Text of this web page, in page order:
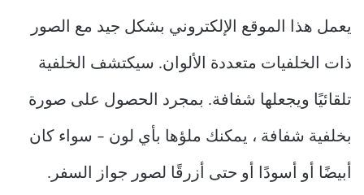
يعمل هذا الموقع الإلكتروني بشكل جيد مع الصور
ذات الخلفيات متعددة الألوان. سيكتشف الخلفية
تلقائيًا ويجعلها شفافة. بمجرد الحصول على صورة
بخلفية شفافة ، يمكنك ملؤها بأي لون – سواء كان
أبيضًا أو أسودًا أو حتى أزرقًا لصور جواز السفر.